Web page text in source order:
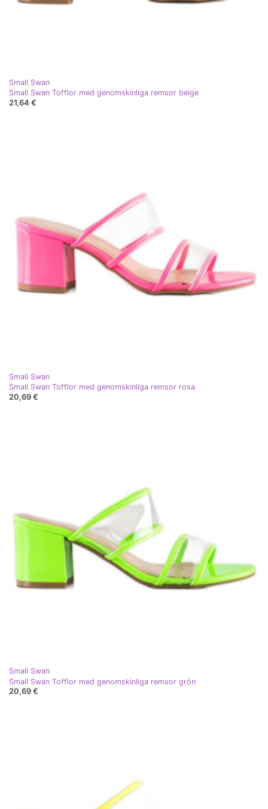
Small Swan
Small Swan Tofflor med genomskinliga remsor beige
21,64 €
Small Swan
Small Swan Tofflor med genomskinliga remsor rosa
20,69 €
Small Swan
Small Swan Tofflor med genomskinliga remsor grön
20,69 €